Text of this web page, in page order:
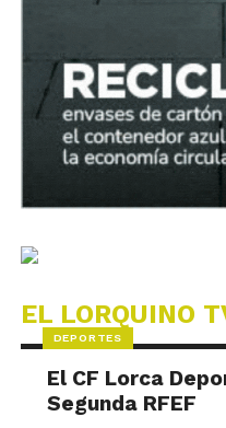
EL LORQUINO
DEPORTES
El CF Lorca
Segunda RFEF